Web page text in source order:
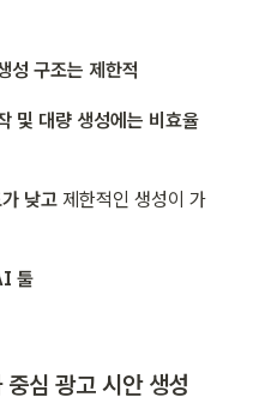
성 구조는 제한적
및 대량 생성에는 비효율
낮고 제한적인 생성이 가
툴
심 광고 시안 생성